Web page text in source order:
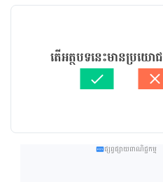
តើអត្ថបទនេះមានប្រយោ
ផ្សព្វផ្សាយពាណិជ្ជកម្ម